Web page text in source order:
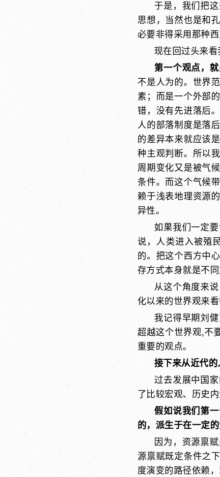
于是，我们把
思想，当然也是和
必要非得采用那种
现在回过头来
第一个观点，
不是人为的。世界
素；而是一个外部
错，没有先进落后
人的部落制度是落
的差异本来就应该
种主观判断。所以
周期变化又是被气
条件。而这个气候
赖于浅表地理资源
异性。
如果我们一定
说，人类进入被殖
的。把这个西方中
存方式本身就是不
从这个角度来
化以来的世界观来
我记得早期刘
超越这个世界观,不
重要的观点。
接下来从近代
过去发展中国
了比较宏观、历史
假如说我们第
的，派生于在一定
因为，资源禀
源禀赋既定条件之
度演变的路径依赖